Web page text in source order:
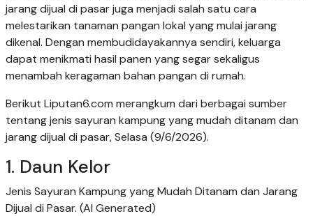
jarang dijual di pasar juga menjadi salah satu cara
melestarikan tanaman pangan lokal yang mulai jarang
dikenal. Dengan membudidayakannya sendiri, keluarga
dapat menikmati hasil panen yang segar sekaligus
menambah keragaman bahan pangan di rumah.
Berikut Liputan6.com merangkum dari berbagai sumber
tentang jenis sayuran kampung yang mudah ditanam dan
jarang dijual di pasar, Selasa (9/6/2026).
1. Daun Kelor
Jenis Sayuran Kampung yang Mudah Ditanam dan Jarang
Dijual di Pasar. (AI Generated)